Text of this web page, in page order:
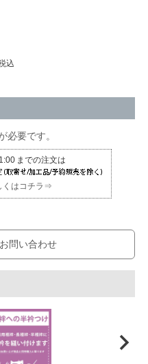
込
必要です。
くはコチラ⇒
問い合わせ